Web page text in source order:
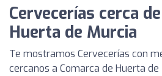
Cervecerías cerca
Huerta de Murcia
Te mostramos Cervecerías con
cercanos a Comarca de Huerta